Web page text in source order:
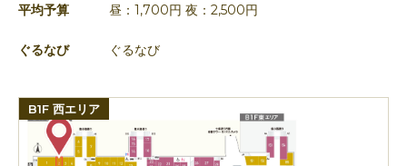
平均予算 昼：1,700円 夜：2,500円
ぐるなび ぐるなび
B1F 西エリア